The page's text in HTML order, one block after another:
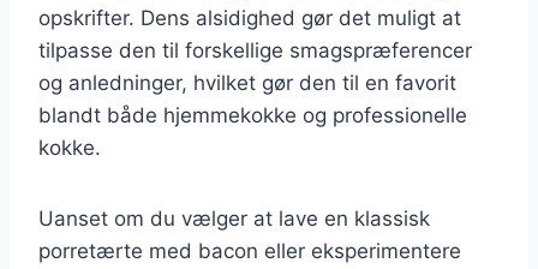
opskrifter. Dens alsidighed gør det muligt at
tilpasse den til forskellige smagspræferencer
og anledninger, hvilket gør den til en favorit
blandt både hjemmekokke og professionelle
kokke.
Uanset om du vælger at lave en klassisk
porretærte med bacon eller eksperimentere